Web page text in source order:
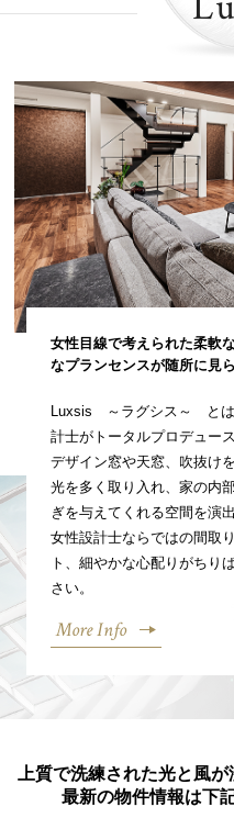
女性目線で考えられた柔軟
なプランセンスが随所に見
Luxsis ～ラグシス～ とは
計士がトータルプロデュー
デザイン窓や天窓、吹抜け
光を多く取り入れ、家の内
ぎを与えてくれる空間を演
女性設計士ならではの間取
ト、細やかな心配りがちり
さい。
More Info
上質で洗練された光と風
最新の物件情報は下